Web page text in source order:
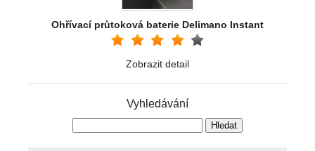
Ohřívací průtoková baterie Delimano Instant
Zobrazit detail
Vyhledávání